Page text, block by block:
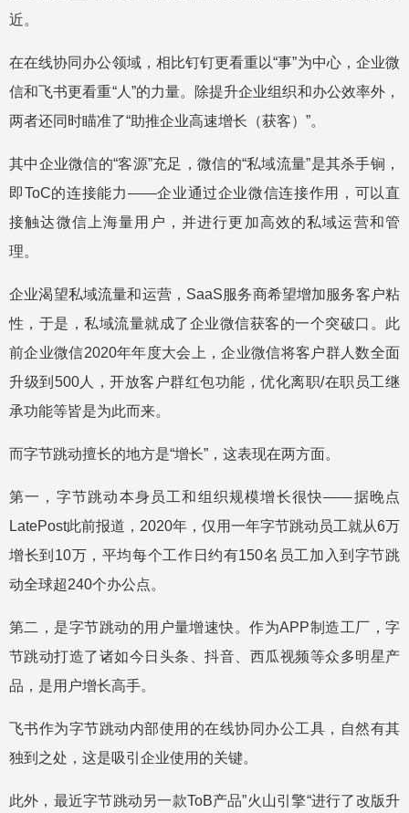
近。
在在线协同办公领域，相比钉钉更看重以“事”为中心，企业微
信和飞书更看重“人”的力量。除提升企业组织和办公效率外，
两者还同时瞄准了“助推企业高速增长（获客）”。
其中企业微信的“客源”充足，微信的“私域流量”是其杀手锏，
即ToC的连接能力——企业通过企业微信连接作用，可以直
接触达微信上海量用户，并进行更加高效的私域运营和管
理。
企业渴望私域流量和运营，SaaS服务商希望增加服务客户粘
性，于是，私域流量就成了企业微信获客的一个突破口。此
前企业微信2020年年度大会上，企业微信将客户群人数全面
升级到500人，开放客户群红包功能，优化离职/在职员工继
承功能等皆是为此而来。
而字节跳动擅长的地方是“增长”，这表现在两方面。
第一，字节跳动本身员工和组织规模增长很快——据晚点
LatePost此前报道，2020年，仅用一年字节跳动员工就从6万
增长到10万，平均每个工作日约有150名员工加入到字节跳
动全球超240个办公点。
第二，是字节跳动的用户量增速快。作为APP制造工厂，字
节跳动打造了诸如今日头条、抖音、西瓜视频等众多明星产
品，是用户增长高手。
飞书作为字节跳动内部使用的在线协同办公工具，自然有其
独到之处，这是吸引企业使用的关键。
此外，最近字节跳动另一款ToB产品”火山引擎“进行了改版升